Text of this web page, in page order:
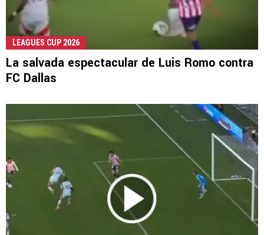
LEAGUES CUP 2026
La salvada espectacular de Luis Romo contra
FC Dallas